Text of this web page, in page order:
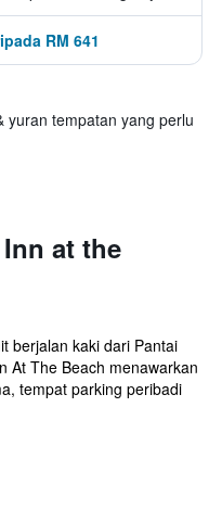
RM 641
yuran tempatan yang perlu
at the
berjalan kaki dari Pantai
At The Beach menawarkan
tempat parking peribadi